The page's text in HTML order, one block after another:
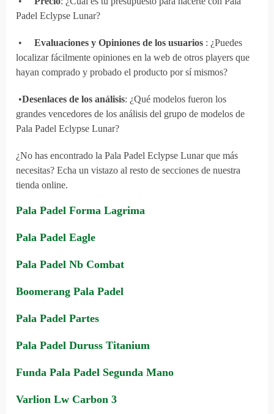
Padel Eclypse Lunar?
•Evaluaciones y Opiniones de los usuarios : ¿Puedes
localizar fácilmente opiniones en la web de otros players que
hayan comprado y probado el producto por sí mismos?
•Desenlaces de los análisis: ¿Qué modelos fueron los
grandes vencedores de los análisis del grupo de modelos de
Pala Padel Eclypse Lunar?
¿No has encontrado la Pala Padel Eclypse Lunar que más
necesitas? Echa un vistazo al resto de secciones de nuestra
tienda online.
Pala Padel Forma Lagrima
Pala Padel Eagle
Pala Padel Nb Combat
Boomerang Pala Padel
Pala Padel Partes
Pala Padel Duruss Titanium
Funda Pala Padel Segunda Mano
Varlion Lw Carbon 3